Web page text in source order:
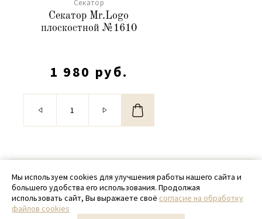
Cекатор
Секатор Mr.Logo
плоскостной №1610
1 980 руб.
© 2020 - 2026 SamPack
+ 7 (918) 699-97-87
zakaz@sampack.store
Мы используем cookies для улучшения работы нашего сайта и
большего удобства его использования. Продолжая
использовать сайт, Вы выражаете своё согласие на обработку
файлов cookies